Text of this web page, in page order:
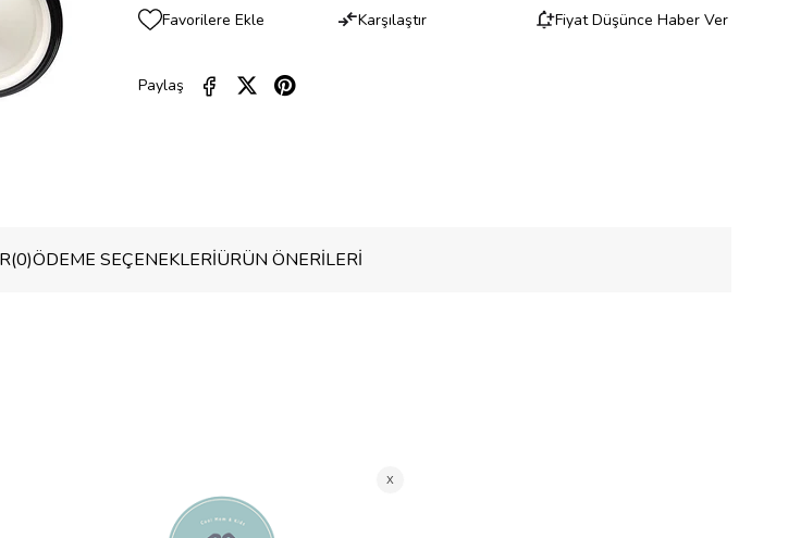
Favorilere Ekle Karşılaştır Fiyat Düşünce Haber Ver
Paylaş
(0)ÖDEME SEÇENEKLERIÜRÜN ÖNERILERI